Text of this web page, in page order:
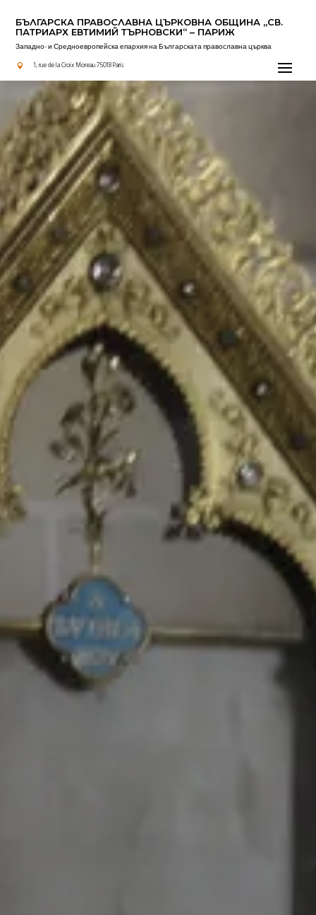
БЪЛГАРСКА ПРАВОСЛАВНА ЦЪРКОВНА OБЩИНА „СВ.
ПАТРИАРХ ЕВТИМИЙ ТЪРНОВСКИ“ – ПАРИЖ
Западно- и Средноевропейска епархия на Българската православна църква
 1, rue de la Croix Moreau 75018 Paris
Актуално